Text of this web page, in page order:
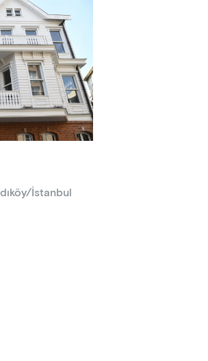
sesinin kapatılmasını, cep telefonu
alınmamasını önemle hatırlatırız.
ara yoktur.
altyazı ile gösterilir. Diğer altyazı
değişiklik yapma hakkına sahiptir,
medya hesaplarından yapılır.
sınıflandırılmamış filmler +18
18 yaş altı sinemaseverlerimiz
İstanbul